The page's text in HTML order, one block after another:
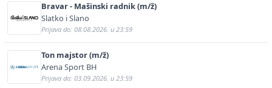
Bravar - Mašinski radnik (m/ž)
Slatko i Slano
Prijava do: 08.08.2026. u 23:59
Ton majstor (m/ž)
Arena Sport BH
Prijava do: 03.09.2026. u 23:59